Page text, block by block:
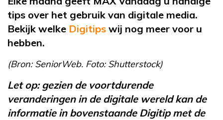
tips over het gebruik van digitale media.
Bekijk welke Digitips wij nog meer voor u
hebben.
(Bron: SeniorWeb. Foto: Shutterstock)
Let op: gezien de voortdurende
veranderingen in de digitale wereld kan de
informatie in bovenstaande Digitip met de